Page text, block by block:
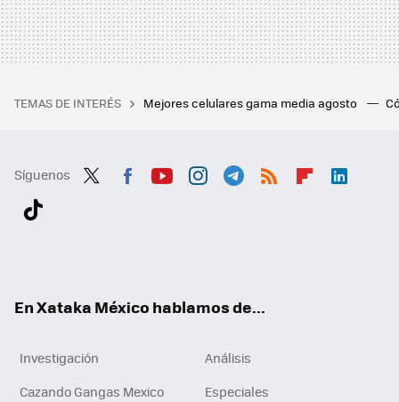
TEMAS DE INTERÉS Mejores celulares gama media agosto
Síguenos
En Xataka México hablamos de...
Investigación
Análisis
Cazando Gangas Mexico
Especiales